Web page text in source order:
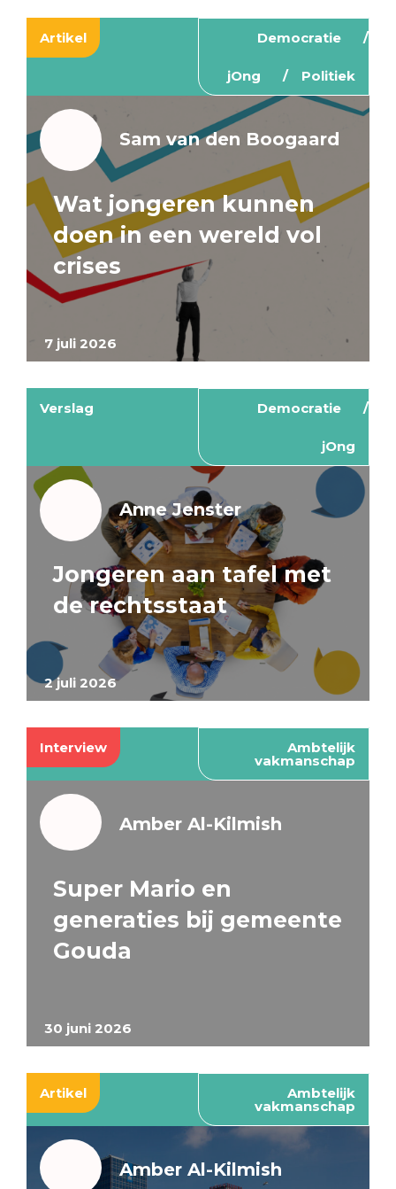
Artikel Democratie
jOng Politiek
7 juli 2026
Sam van den Boogaard
Wat jongeren kunnen
doen in een wereld vol
crises
Verslag Democratie
jOng
2 juli 2026
Anne Jenster
Jongeren aan tafel met
de rechtsstaat
Interview Ambtelijk
vakmanschap
30 juni 2026
Amber Al-Kilmish
Super Mario en
generaties bij gemeente
Gouda
Artikel Ambtelijk
vakmanschap
Amber Al-Kilmish